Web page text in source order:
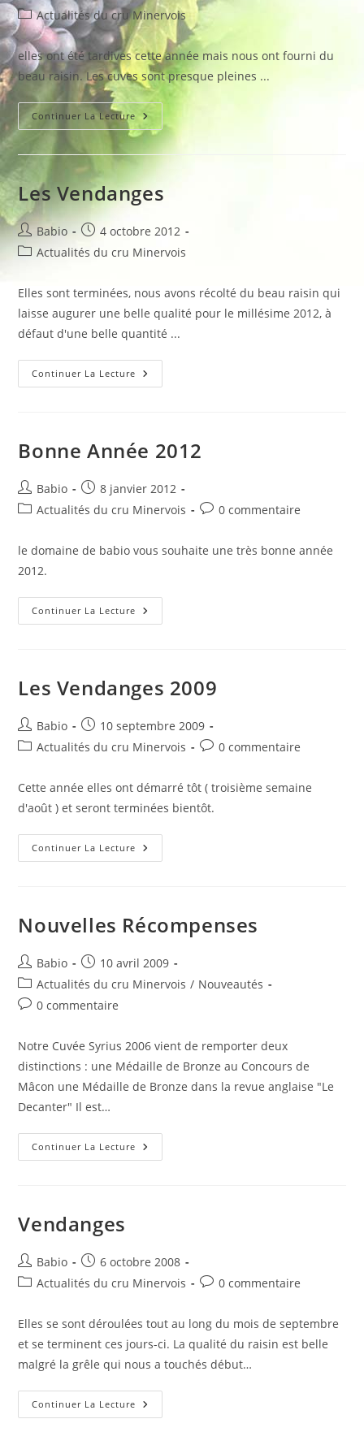
de
la
publication :
publiée :
Post
category:
Actualités du cru Minervois
elles ont été tardives cette année mais nous ont fourni du
beau raisin. Les cuves sont presque pleines ...
Continuer La Lecture Vendanges
Terminées
Les Vendanges
Auteur/autrice
de
Babio
Publication
publiée :
4 octobre 2012
PostActualités du cru Minervois
Elles sont terminées, nous avons récolté du beau raisin qui
laisse augurer une belle qualité pour le millésime 2012, à
défaut d'une belle quantité ...
Continuer La Lecture Les
Vendanges
Bonne Année 2012
Auteur/autrice
de
Babio
Publication
publiée :
8 janvier 2012
PostActualités du cru Minervois
Commentaires
la
publication :
0 commentaire
le domaine de babio vous souhaite une très bonne année
2012.
Continuer La Lecture Bonne
Année
Les Vendanges 2009
Auteur/autrice
de
Babio
Publication
publiée :
10 septembre 2009
PostActualités du cru Minervois
Commentaires
la
publication :
0 commentaire
Cette année elles ont démarré tôt ( troisième semaine
d'août ) et seront terminées bientôt.
Continuer La Lecture Les
Vendanges
Nouvelles Récompenses
Auteur/autrice
de
la
publication :
Babio
Publication
publiée :
10 avril 2009
Post
category:
Actualités du cru Minervois / Nouveautés
Commentaires
la
publication :
0 commentaire
Notre Cuvée Syrius 2006 vient de remporter deux
distinctions : une Médaille de Bronze au Concours de
Mâcon une Médaille de Bronze dans la revue anglaise "Le
Decanter" Il est…
Continuer La Lecture Nouvelles
Récompenses
Vendanges
Auteur/autrice
de
Babio
Publication
publiée :
6 octobre 2008
PostActualités du cru Minervois
Commentaires
publication :
0 commentaire
Elles se sont déroulées tout au long du mois de septembre
et se terminent ces jours-ci. La qualité du raisin est belle
malgré la grêle qui nous a touchés début…
Continuer La Lecture Vendanges